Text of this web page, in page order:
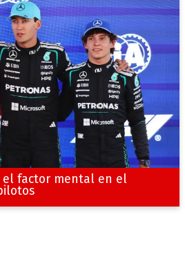
el factor mental en el